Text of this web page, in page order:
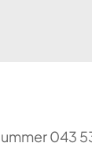
043